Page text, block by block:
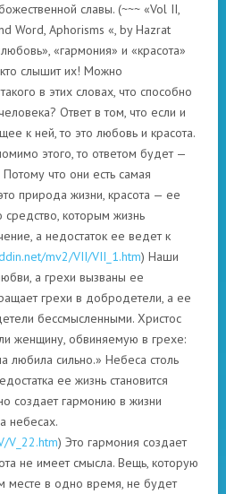
славы. (~~~ «Vol II,
Word, Aphorisms «, by Hazrat
«гармония» и «красота»
слышит их! Можно
в этих словах, что способно
Ответ в том, что если и
к ней, то это любовь и красота.
этого, то ответом будет —
что они есть самая
природа жизни, красота — ее
средство, которым жизнь
а недостаток ее ведет к
mv2/VII/VII_1.htm) Наши
а грехи вызваны ее
грехи в добродетели, а ее
бессмысленными. Христос
женщину, обвиняемую в грехе:
любила сильно.» Небеса столь
ее жизнь становится
создает гармонию в жизни
небесах.
V_22.htm) Это гармония создает
не имеет смысла. Вещь, которую
месте в одно время, не будет